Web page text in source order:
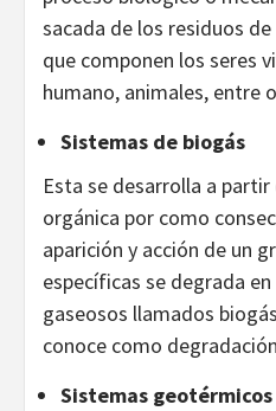
sacada de los residuos
que componen los seres
humano, animales, entre
Sistemas de biogás
Esta se desarrolla a
orgánica por como
aparición y acción de un
específicas se degrada
gaseosos llamados
conoce como
Sistemas geotérmicos